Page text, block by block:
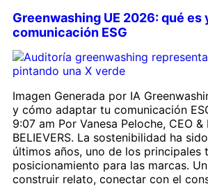
Greenwashing UE 2026: qué es
comunicación ESG
Imagen Generada por IA
y cómo adaptar tu comunicación
9:07 am Por Vanesa Peloche, CEO
BELIEVERS. La sostenibilidad ha
últimos años, uno de los principales
posicionamiento para las marcas.
construir relato, conectar con el